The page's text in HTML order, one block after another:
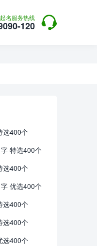
名服务热线
120 
选400个
特选400个
选400个
优选400个
选400个
选400个
选400个